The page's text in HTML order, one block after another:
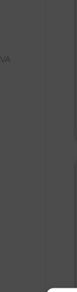
IVA